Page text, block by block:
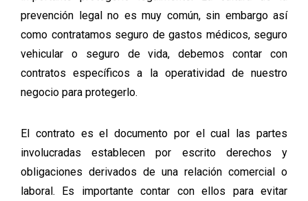
prevención legal no es muy común, sin embargo así
como contratamos seguro de gastos médicos, seguro
vehicular o seguro de vida, debemos contar con
contratos específicos a la operatividad de nuestro
negocio para protegerlo.
El contrato es el documento por el cual las partes
involucradas establecen por escrito derechos y
obligaciones derivados de una relación comercial o
laboral. Es importante contar con ellos para evitar